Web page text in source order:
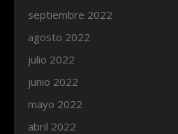
septiembre 2022
agosto 2022
julio 2022
junio 2022
mayo 2022
abril 2022